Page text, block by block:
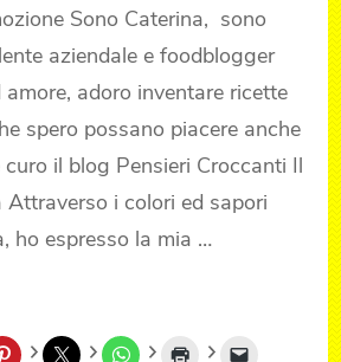
Sono Caterina, sono
aziendale e foodblogger
amore, adoro inventare ricette
spero possano piacere anche
il blog Pensieri Croccanti Il
Attraverso i colori ed sapori
ho espresso la mia …